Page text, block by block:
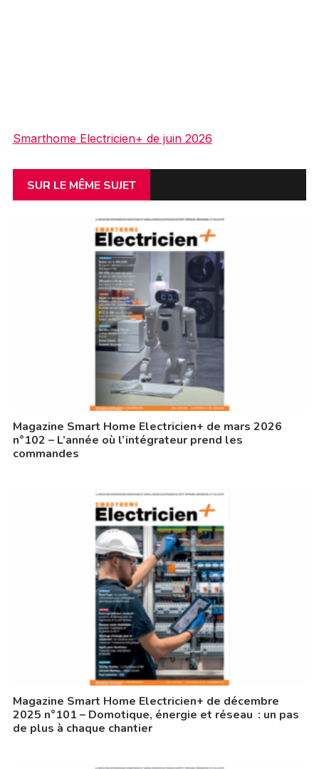
Smarthome Electricien+ de juin 2026
SUR LE MÊME SUJET
Magazine Smart Home Electricien+ de mars 2026
n°102 – L’année où l’intégrateur prend les
commandes
Magazine Smart Home Electricien+ de décembre
2025 n°101 – Domotique, énergie et réseau : un pas
de plus à chaque chantier